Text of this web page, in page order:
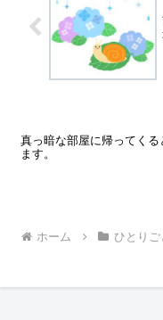
真っ暗な部屋に帰ってくる
ます。
ホーム ひとりご